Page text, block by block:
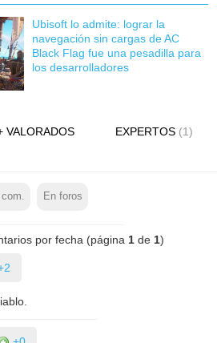
Ubisoft lo admite: lograr la
navegación sin cargas de AC
Black Flag fue una pesadilla para
los desarrolladores
VALORADOS EXPERTOS (1)
En foros
por fecha (página 1de 1)